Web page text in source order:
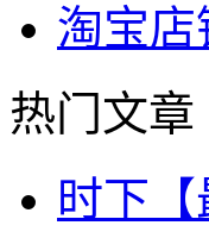
淘宝
热门文章
时下